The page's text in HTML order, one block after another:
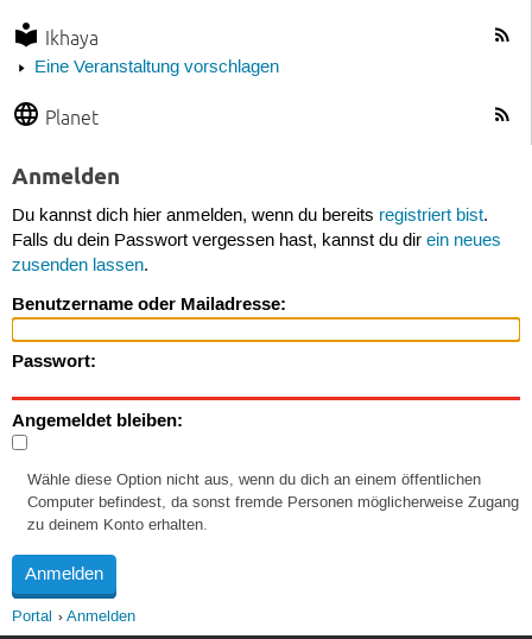
Ikhaya
Eine Veranstaltung vorschlagen
Planet
Anmelden
Du kannst dich hier anmelden, wenn du bereits registriert bist.
Falls du dein Passwort vergessen hast, kannst du dir ein neues
zusenden lassen.
Benutzername oder Mailadresse:
Passwort:
Angemeldet bleiben:
Wähle diese Option nicht aus, wenn du dich an einem öffentlichen
Computer befindest, da sonst fremde Personen möglicherweise Zugang
zu deinem Konto erhalten.
Portal Anmelden